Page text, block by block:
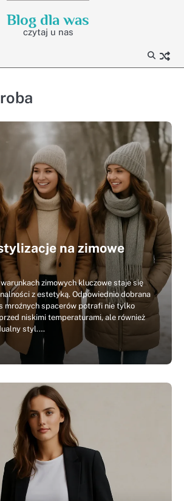
Blog dla was
czytaj u nas
na zimowe
zimowych kluczowe staje się
z estetyką. Odpowiednio dobrana
mroźnych spacerów potrafi nie tylko
niskimi temperaturami, ale również
styl.…